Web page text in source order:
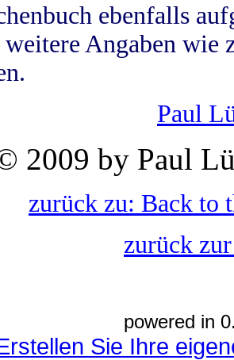
ebenfalls
Angaben wie
Paul
2009 by Paul
zurück zu: Back to
zurück
powered in
Sie Ihre